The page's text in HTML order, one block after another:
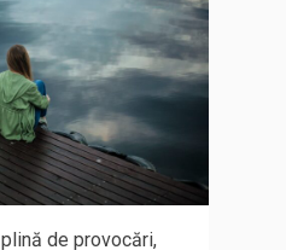
de provocări,